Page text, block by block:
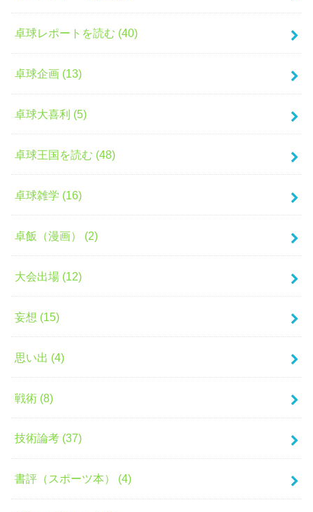
卓球レポートを読む (40)
卓球企画 (13)
卓球大喜利 (5)
卓球王国を読む (48)
卓球雑学 (16)
卓飯（漫画） (2)
大会出場 (12)
妄想 (15)
思い出 (4)
戦術 (8)
技術論考 (37)
書評（スポーツ本） (4)